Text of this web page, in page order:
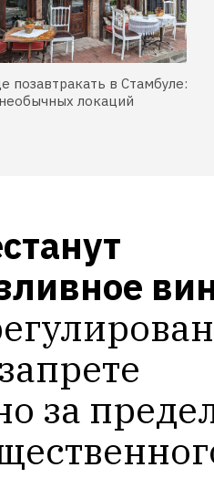
других
личностей.
позавтракать в Стамбуле:
локаций
за